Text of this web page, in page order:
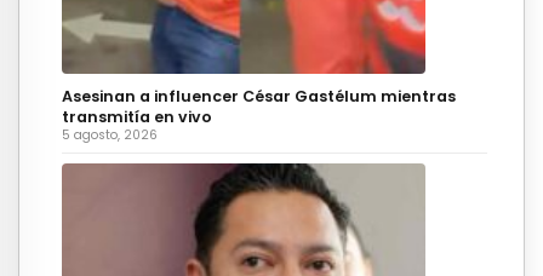
Asesinan a influencer César Gastélum mientras
transmitía en vivo
5 agosto, 2026